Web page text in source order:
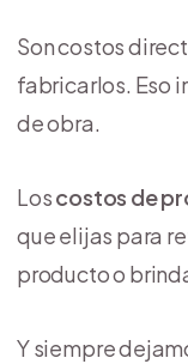
Son costos
fabricarlos. Eso
de obra.
Loscostos de
que elijas para
producto o
Y siempre